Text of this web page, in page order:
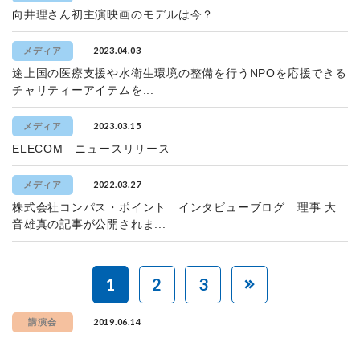
向井理さん初主演映画のモデルは今？
メディア 2023.04.03
途上国の医療支援や水衛生環境の整備を行うNPOを応援できる
チャリティーアイテムを...
メディア 2023.03.15
ELECOM ニュースリリース
メディア 2022.03.27
株式会社コンパス・ポイント インタビューブログ 理事 大
音雄真の記事が公開されま...
1 2 3
講演会 2019.06.14